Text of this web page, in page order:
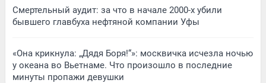
Смертельный аудит: за что в начале 2000-х убили
бывшего главбуха нефтяной компании Уфы
«Она крикнула: „Дядя Боря!“»: москвичка исчезла ночью
у океана во Вьетнаме. Что произошло в последние
минуты пропажи девушки